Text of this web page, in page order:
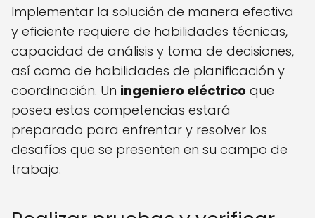
Implementar la solución de manera efectiva
y eficiente requiere de habilidades técnicas,
capacidad de análisis y toma de decisiones,
así como de habilidades de planificación y
coordinación. Un ingeniero eléctrico que
posea estas competencias estará
preparado para enfrentar y resolver los
desafíos que se presenten en su campo de
trabajo.